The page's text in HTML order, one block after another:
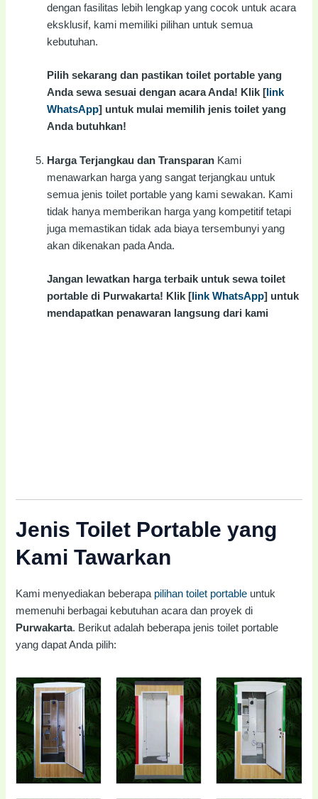
dengan fasilitas lebih lengkap yang cocok untuk acara
eksklusif, kami memiliki pilihan untuk semua
kebutuhan.
Pilih sekarang dan pastikan toilet portable yang
Anda sewa sesuai dengan acara Anda! Klik [ link
WhatsApp] untuk mulai memilih jenis toilet yang
Anda butuhkan!
Harga Terjangkau dan Transparan Kami
menawarkan harga yang sangat terjangkau untuk
semua jenis toilet portable yang kami sewakan. Kami
tidak hanya memberikan harga yang kompetitif tetapi
juga memastikan tidak ada biaya tersembunyi yang
akan dikenakan pada Anda.
Jangan lewatkan harga terbaik untuk sewa toilet
portable di Purwakarta! Klik [ link WhatsApp] untuk
mendapatkan penawaran langsung dari kami
Jenis Toilet Portable yang
Kami Tawarkan
Kami menyediakan beberapa pilihan toilet portable untuk
memenuhi berbagai kebutuhan acara dan proyek di
Purwakarta. Berikut adalah beberapa jenis toilet portable
yang dapat Anda pilih: